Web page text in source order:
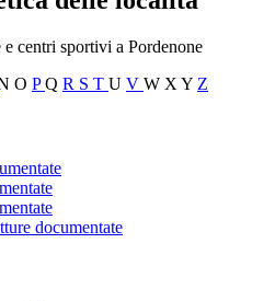
centri sportivi a Pordenone
O PQ R S T U V W X Y Z
documentate